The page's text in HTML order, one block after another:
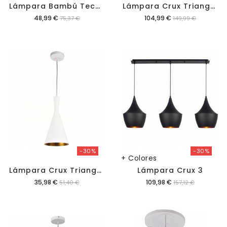
L
Ámpara Bambú Techo Luce 37,7x30cm
Precio
48,99 € 75,37 €
L
Ámpara Crux Triangular 3
Precio
104,99 € 149,99 €
-30%
L
Ámpara Crux Triangular
Precio
35,98 € 51,40 €
+ Colores
-30%
Lámpara Crux 3
Precio
109,98 € 157,12 €